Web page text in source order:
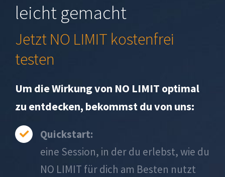
leicht gemacht
Jetzt NO LIMIT kostenfrei
testen
Um die Wirkung von NO LIMIT optimal
zu entdecken, bekommst du von uns:
Quickstart:
eine Session, in der du erlebst, wie du
NO LIMIT für dich am Besten nutzt